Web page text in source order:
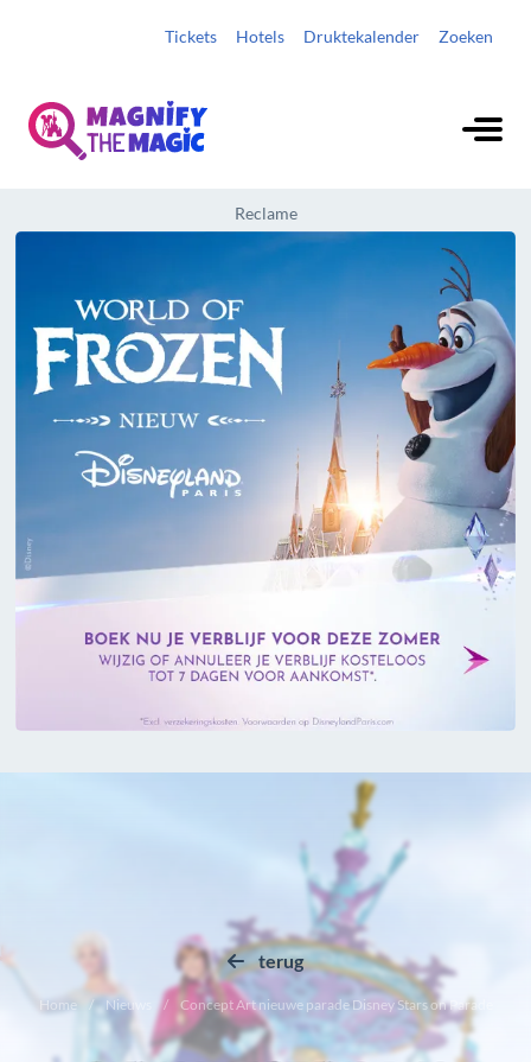
Tickets Hotels Druktekalender Zoeken
Reclame
terug
Home Nieuws Concept Art nieuwe parade Disney Stars on Parade